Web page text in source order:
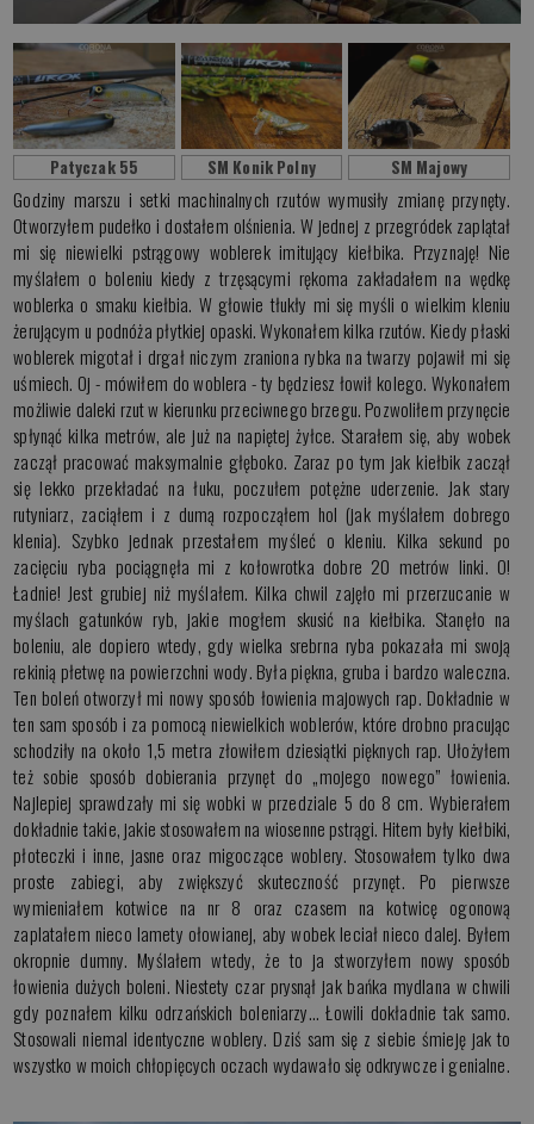
Patyczak 55 SM Konik Polny SM Majowy
Godziny marszu i setki machinalnych rzutów wymusiły zmianę przynęty.
Otworzyłem pudełko i dostałem olśnienia. W jednej z przegródek zaplątał
mi się niewielki pstrągowy woblerek imitujący kiełbika. Przyznaję! Nie
myślałem o boleniu kiedy z trzęsącymi rękoma zakładałem na wędkę
woblerka o smaku kiełbia. W głowie tłukły mi się myśli o wielkim kleniu
żerującym u podnóża płytkiej opaski. Wykonałem kilka rzutów. Kiedy płaski
woblerek migotał i drgał niczym zraniona rybka na twarzy pojawił mi się
uśmiech. Oj - mówiłem do woblera - ty będziesz łowił kolego. Wykonałem
możliwie daleki rzut w kierunku przeciwnego brzegu. Pozwoliłem przynęcie
spłynąć kilka metrów, ale już na napiętej żyłce. Starałem się, aby wobek
zaczął pracować maksymalnie głęboko. Zaraz po tym jak kiełbik zaczął
się lekko przekładać na łuku, poczułem potężne uderzenie. Jak stary
rutyniarz, zaciąłem i z dumą rozpocząłem hol (jak myślałem dobrego
klenia). Szybko jednak przestałem myśleć o kleniu. Kilka sekund po
zacięciu ryba pociągnęła mi z kołowrotka dobre 20 metrów linki. O!
Ładnie! Jest grubiej niż myślałem. Kilka chwil zajęło mi przerzucanie w
myślach gatunków ryb, jakie mogłem skusić na kiełbika. Stanęło na
boleniu, ale dopiero wtedy, gdy wielka srebrna ryba pokazała mi swoją
rekinią płetwę na powierzchni wody. Była piękna, gruba i bardzo waleczna.
Ten boleń otworzył mi nowy sposób łowienia majowych rap. Dokładnie w
ten sam sposób i za pomocą niewielkich woblerów, które drobno pracując
schodziły na około 1,5 metra złowiłem dziesiątki pięknych rap. Ułożyłem
też sobie sposób dobierania przynęt do „mojego nowego” łowienia.
Najlepiej sprawdzały mi się wobki w przedziale 5 do 8 cm. Wybierałem
dokładnie takie, jakie stosowałem na wiosenne pstrągi. Hitem były kiełbiki,
płoteczki i inne, jasne oraz migoczące woblery. Stosowałem tylko dwa
proste zabiegi, aby zwiększyć skuteczność przynęt. Po pierwsze
wymieniałem kotwice na nr 8 oraz czasem na kotwicę ogonową
zaplatałem nieco lamety ołowianej, aby wobek leciał nieco dalej. Byłem
okropnie dumny. Myślałem wtedy, że to ja stworzyłem nowy sposób
łowienia dużych boleni. Niestety czar prysnął jak bańka mydlana w chwili
gdy poznałem kilku odrzańskich boleniarzy... Łowili dokładnie tak samo.
Stosowali niemal identyczne woblery. Dziś sam się z siebie śmieję jak to
wszystko w moich chłopięcych oczach wydawało się odkrywcze i genialne.